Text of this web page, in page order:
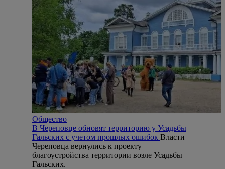
Общество
В Череповце обновят территорию у Усадьбы
Гальских с учетом прошлых ошибок Власти
Череповца вернулись к проекту
благоустройства территории возле Усадьбы
Гальских.